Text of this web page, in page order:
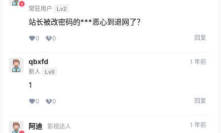
常驻用户
Lv2
站长被改密码的***恶心到退网了？
0 0 回复
qbxfd
新人 Lv0
1 年前
1
0 0 回复
阿迪
影视达人
1 年前